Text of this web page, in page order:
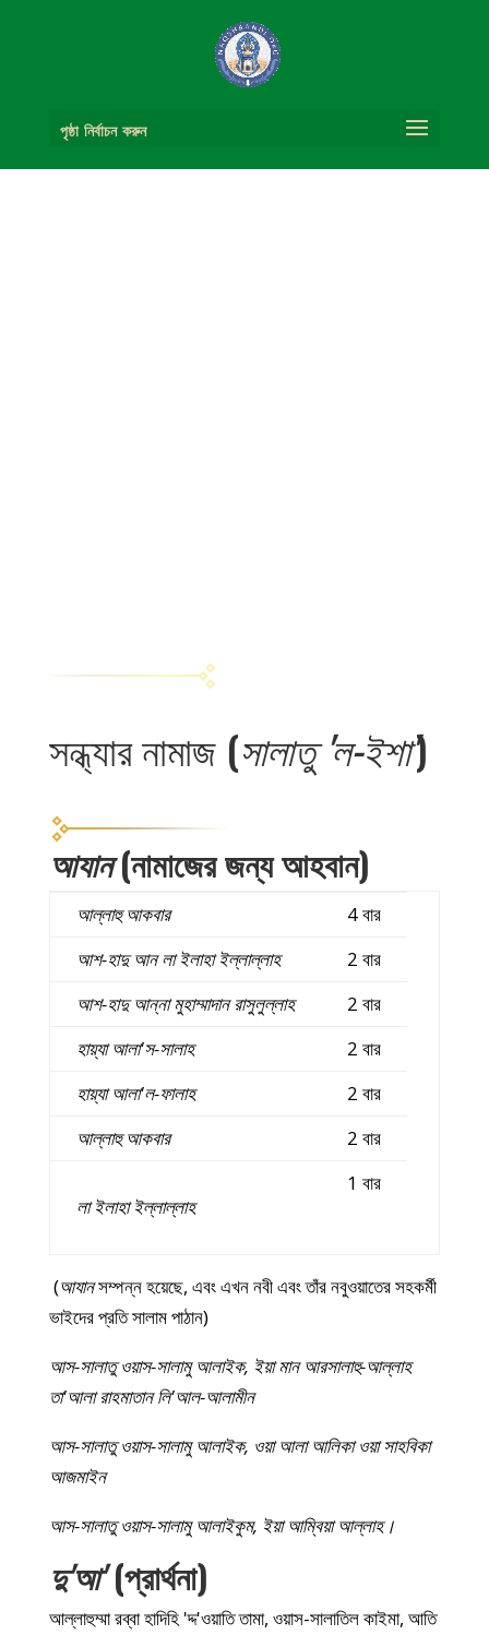
পৃষ্ঠা নির্বাচন করুন
সন্ধ্যার নামাজ (সালাতু 'ল-ইশা')
আযান(নামাজের জন্য আহবান)
আল্লাহু আকবার
4 বার
আশ-হাদু আন লা ইলাহা ইল্লাল্লাহ
2 বার
আশ-হাদু আন্না মুহাম্মাদান রাসুলুল্লাহ
2 বার
হায়্যা আলা'স-সালাহ
2 বার
হায়্যা আলা'ল-ফালাহ
2 বার
আল্লাহু আকবার
2 বার
লা ইলাহা ইল্লাল্লাহ
1 বার
(আযানসম্পন্ন হয়েছে, এবং এখন নবী এবং তাঁর নবুওয়াতের সহকর্মী
ভাইদের প্রতি সালাম পাঠান)
আস-সালাতু ওয়াস-সালামু আলাইক, ইয়া মান আরসালাহু-আল্লাহ
তা'আলা রাহমাতান লি'আল-আলামীন
আস-সালাতু ওয়াস-সালামু আলাইক, ওয়া আলা আলিকা ওয়া সাহবিকা
আজমাইন
আস-সালাতু ওয়াস-সালামু আলাইকুম, ইয়া আম্বিয়া আল্লাহ।
দু'আ'(প্রার্থনা)
আল্লাহুম্মা রব্বা হাদিহি 'দ্দ'ওয়াতি তামা, ওয়াস-সালাতিল কাইমা, আতি